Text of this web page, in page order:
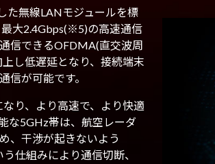
た無線LANモジュールを標
大2.4Gbps(※5)の高速通信
信できるOFDMA(直交波周
し低遅延となり、接続端末
信が可能です。
り、より高速で、より快適
な5GHz帯は、航空レーダ
、干渉が起きないよう
仕組みにより通信切断、